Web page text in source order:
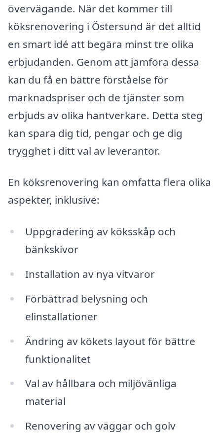
övervägande. När det kommer till
köksrenovering i Östersund är det alltid
en smart idé att begära minst tre olika
erbjudanden. Genom att jämföra dessa
kan du få en bättre förståelse för
marknadspriser och de tjänster som
erbjuds av olika hantverkare. Detta steg
kan spara dig tid, pengar och ge dig
trygghet i ditt val av leverantör.
En köksrenovering kan omfatta flera olika
aspekter, inklusive:
Uppgradering av köksskåp och
bänkskivor
Installation av nya vitvaror
Förbättrad belysning och
elinstallationer
Ändring av kökets layout för bättre
funktionalitet
Val av hållbara och miljövänliga
material
Renovering av väggar och golv